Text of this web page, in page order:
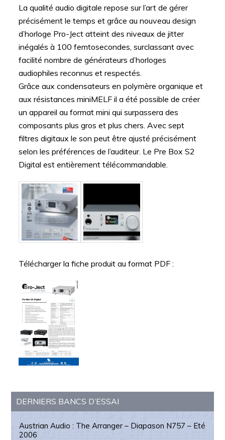
La qualité audio digitale repose sur l’art de gérer
précisément le temps et grâce au nouveau design
d’horloge Pro-Ject atteint des niveaux de jitter
inégalés à 100 femtosecondes, surclassant avec
facilité nombre de générateurs d’horloges
audiophiles reconnus et respectés.
Grâce aux condensateurs en polymère organique et
aux résistances miniMELF il a été possible de créer
un appareil au format mini qui surpassera des
composants plus gros et plus chers. Avec sept
filtres digitaux le son peut être ajusté précisément
selon les préférences de l’auditeur. Le Pre Box S2
Digital est entièrement télécommandable.
Télécharger la fiche produit au format PDF :
Barre
latérale
principale
DERNIERS BANCS D’ESSAI
Austrian Audio : The Arranger – Diapason N757 – Eté
2006